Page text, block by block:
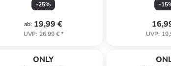
-25%
ab: 19,99 €
UVP: 26,99 €*
-15
UVP:
ONLY